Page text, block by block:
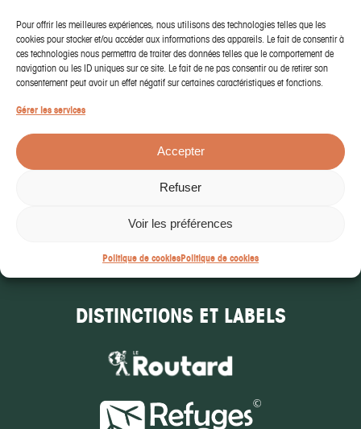
Pour offrir les meilleures expériences, nous utilisons des technologies telles que les
cookies pour stocker et/ou accéder aux informations des appareils. Le fait de consentir à
ces technologies nous permettra de traiter des données telles que le comportement de
navigation ou les ID uniques sur ce site. Le fait de ne pas consentir ou de retirer son
consentement peut avoir un effet négatif sur certaines caractéristiques et fonctions.
Gérer les services
Accepter
Refuser
Voir les préférences
Politique de cookiesPolitique de cookies
49 route de St Clémentin
79250 Nueil-les-Aubiers
+33 (0)5 49 65 66 18
ESPACE PRESSE
de Presse
DISTINCTIONS ET LABELS